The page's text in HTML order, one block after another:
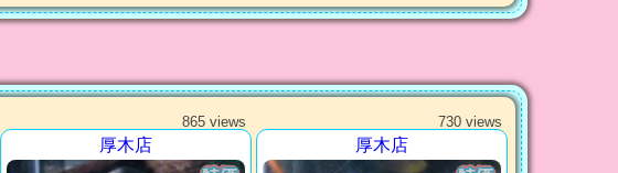
865 views
厚木店
730 views
厚木店